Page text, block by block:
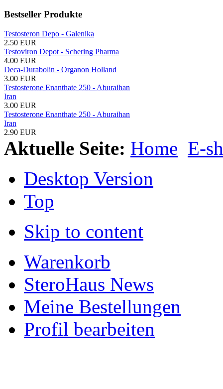
Bestseller Produkte
Testosteron Depo - Galenika
2.50 EUR
Testoviron Depot - Schering Pharma
4.00 EUR
Deca-Durabolin - Organon Holland
3.00 EUR
Testosterone Enanthate 250 - Aburaihan
Iran
3.00 EUR
Testosterone Enanthate 250 - Aburaihan
Iran
2.90 EUR
Aktuelle Seite: Home E-
Desktop Version
Top
Skip to content
Warenkorb
SteroHaus News
Meine Bestellungen
Profil bearbeiten